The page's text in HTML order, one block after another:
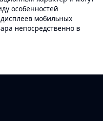
особенностей
мобильных
непосредственно в